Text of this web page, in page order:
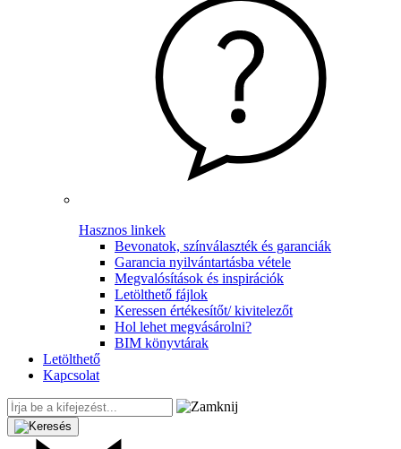
Hasznos linkek
Bevonatok, színválaszték és garanciák
Garancia nyilvántartásba vétele
Megvalósítások és inspirációk
Letölthető fájlok
Keressen értékesítőt/ kivitelezőt
Hol lehet megvásárolni?
BIM könyvtárak
Letölthető
Kapcsolat